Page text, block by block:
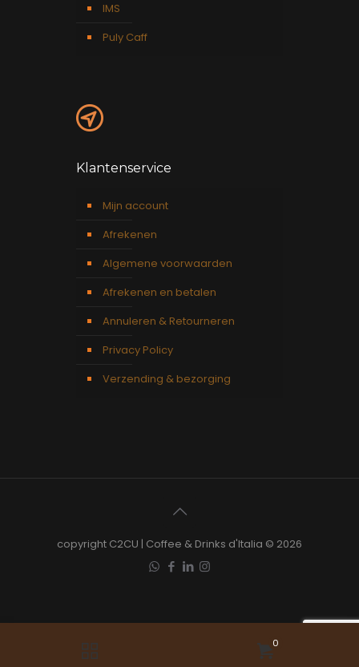
IMS
Puly Caff
Klantenservice
Mijn account
Afrekenen
Algemene voorwaarden
Afrekenen en betalen
Annuleren & Retourneren
Privacy Policy
Verzending & bezorging
copyright C2CU | Coffee & Drinks d'Italia © 2026
0